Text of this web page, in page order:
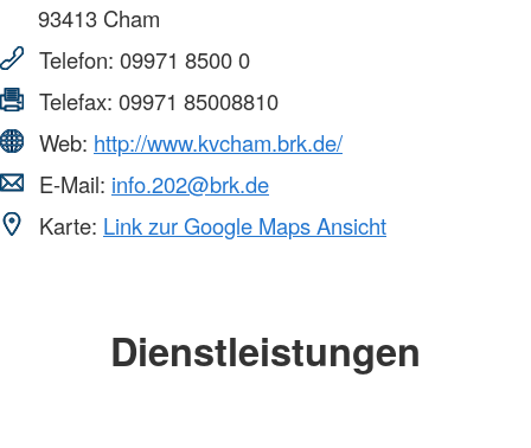
93413 Cham
Telefon: 09971 8500 0
Telefax: 09971 85008810
Web: http://www.kvcham.brk.de/
E-Mail: info.202@brk.de
Karte: Link zur Google Maps Ansicht
Dienstleistungen